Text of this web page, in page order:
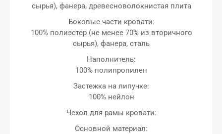
сырья), фанера, древесноволокнистая плита
Боковые части кровати:
100% полиэстер (не менее 70% из вторичного
сырья), фанера, сталь
Наполнитель:
100% полипропилен
Застежка на липучке:
100% нейлон
Чехол для рамы кровати:
Основной материал: